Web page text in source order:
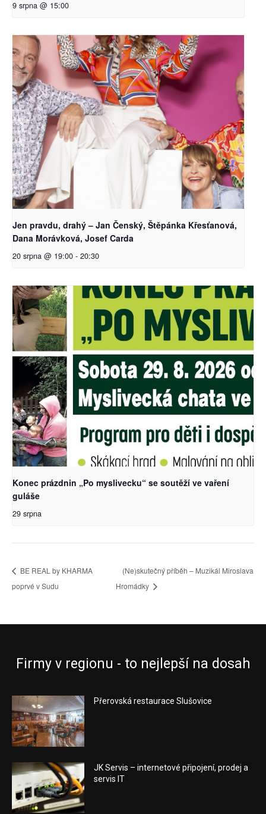
9 srpna @ 15:00
Jen pravdu, drahý – Jan Čenský, Štěpánka Křesťanová,
Dana Morávková, Josef Carda
20 srpna @ 19:00 - 20:30
Konec prázdnin „Po myslivecku“ se soutěží ve vaření
guláše
29 srpna
BE REAL by KHARMA
poprvé v Sudu
(Ne)skutečný příběh – Muzikál Miroslava
Hromádky
Firmy v regionu - to nejlepší na dosah
Přerovská restaurace Slušovice
JK Servis – internetové připojení, prodej a
servis IT